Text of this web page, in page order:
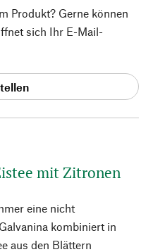
mit Zitronen
eine nicht
kombiniert in
aus den Blättern
Produkt? Gerne können
sich Ihr E-Mail-